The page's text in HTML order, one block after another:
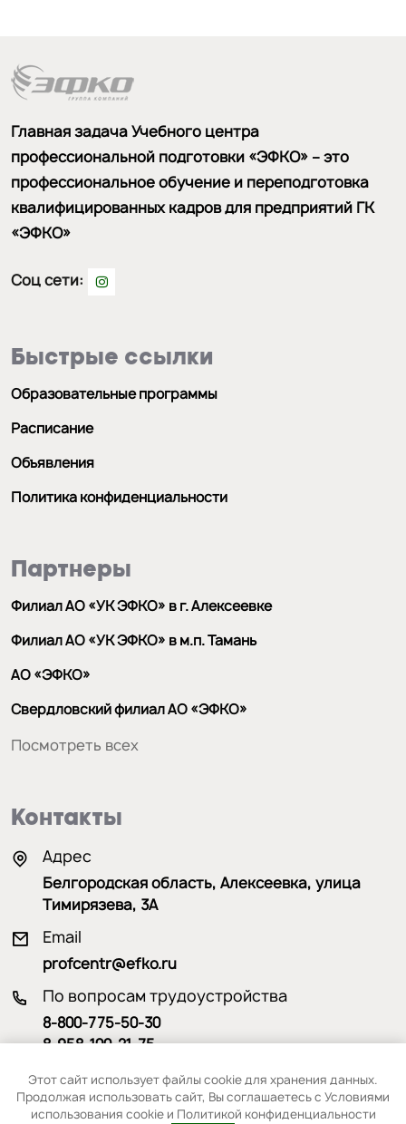
Главная задача Учебного центра
профессиональной подготовки «ЭФКО» – это
профессиональное обучение и переподготовка
квалифицированных кадров для предприятий ГК
«ЭФКО»
Соц сети:
Быстрые ссылки
Образовательные программы
Расписание
Объявления
Политика конфиденциальности
Партнеры
Филиал АО «УК ЭФКО» в г. Алексеевке
Филиал АО «УК ЭФКО» в м.п. Тамань
АО «ЭФКО»
Свердловский филиал АО «ЭФКО»
Посмотреть всех
Контакты
Адрес
Белгородская область, Алексеевка, улица
Тимирязева, 3А
Email
profcentr@efko.ru
По вопросам трудоустройства
8-800-775-50-30
8-958-100-21-75
По вопросам обучения
8-915-570-31-13
Этот сайт использует файлы cookie для хранения данных.
Продолжая использовать сайт, Вы соглашаетесь с Условиями
использования cookie и Политикой конфиденциальности